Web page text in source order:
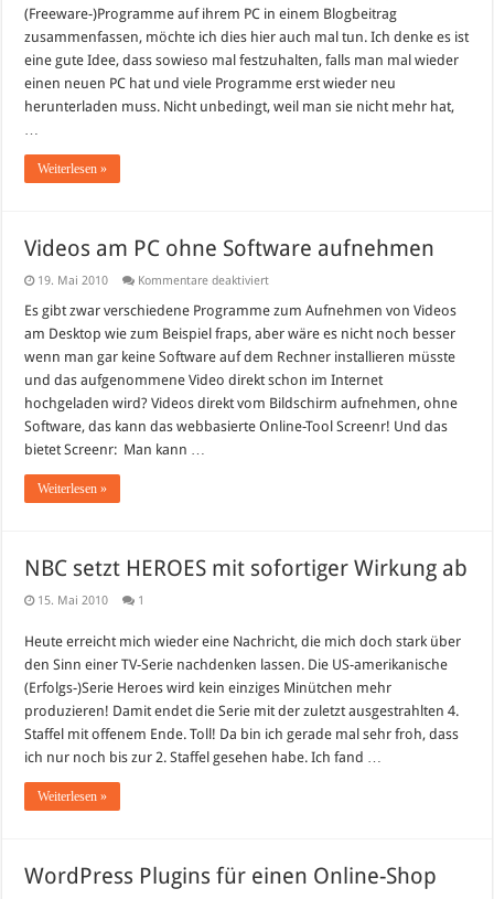
(Freeware-)Programme auf ihrem PC in einem Blogbeitrag
zusammenfassen, möchte ich dies hier auch mal tun. Ich denke es ist
eine gute Idee, dass sowieso mal festzuhalten, falls man mal wieder
einen neuen PC hat und viele Programme erst wieder neu
herunterladen muss. Nicht unbedingt, weil man sie nicht mehr hat,
…
Weiterlesen »
Videos am PC ohne Software aufnehmen
19. Mai 2010 Kommentare deaktiviertfür
am
ohne
Software
aufnehmen
Es gibt zwar verschiedene Programme zum Aufnehmen von Videos
am Desktop wie zum Beispiel fraps, aber wäre es nicht noch besser
wenn man gar keine Software auf dem Rechner installieren müsste
und das aufgenommene Video direkt schon im Internet
hochgeladen wird? Videos direkt vom Bildschirm aufnehmen, ohne
Software, das kann das webbasierte Online-Tool Screenr! Und das
bietet Screenr: Man kann …
Weiterlesen »
NBC setzt HEROES mit sofortiger Wirkung ab
15. Mai 2010 1
Heute erreicht mich wieder eine Nachricht, die mich doch stark über
den Sinn einer TV-Serie nachdenken lassen. Die US-amerikanische
(Erfolgs-)Serie Heroes wird kein einziges Minütchen mehr
produzieren! Damit endet die Serie mit der zuletzt ausgestrahlten 4.
Staffel mit offenem Ende. Toll! Da bin ich gerade mal sehr froh, dass
ich nur noch bis zur 2. Staffel gesehen habe. Ich fand …
Weiterlesen »
WordPress Plugins für einen Online-Shop